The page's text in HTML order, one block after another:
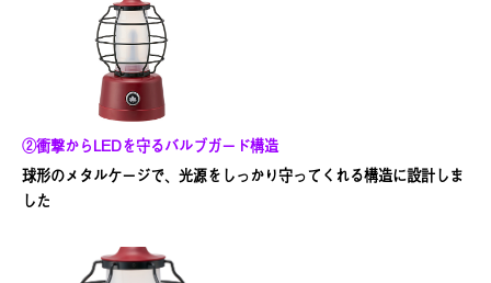
②衝撃からLEDを守るバルブガード構造
球形のメタルケージで、光源をしっかり守ってくれる構造に設計しま
した